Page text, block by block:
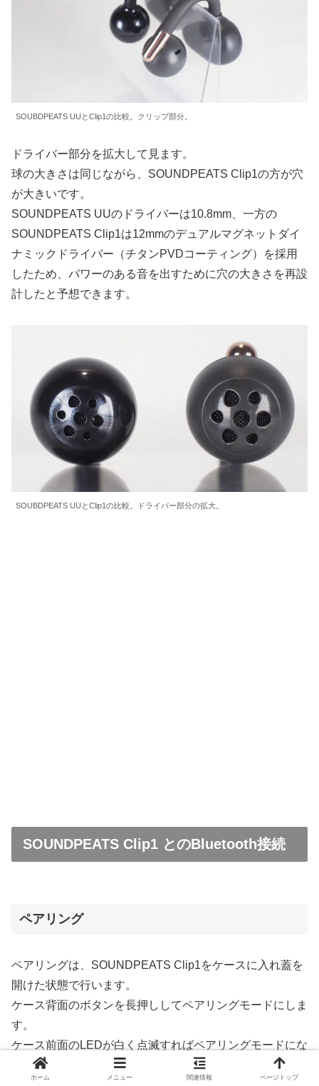
SOUBDPEATS UUとClip1の比較。クリップ部分。
ドライバー部分を拡大して見ます。
球の大きさは同じながら、SOUNDPEATS Clip1の方が穴
が大きいです。
SOUNDPEATS UUのドライバーは10.8mm、一方の
SOUNDPEATS Clip1は12mmのデュアルマグネットダイ
ナミックドライバー（チタンPVDコーティング）を採用
したため、パワーのある音を出すために穴の大きさを再設
計したと予想できます。
SOUBDPEATS UUとClip1の比較。ドライバー部分の拡大。
SOUNDPEATS Clip1 とのBluetooth接続
ペアリング
ペアリングは、SOUNDPEATS Clip1をケースに入れ蓋を
開けた状態で行います。
ケース背面のボタンを長押ししてペアリングモードにしま
す。
ケース前面のLEDが白く点滅すればペアリングモードにな
っています。
ホーム メニュー 関連情報 ページトップ